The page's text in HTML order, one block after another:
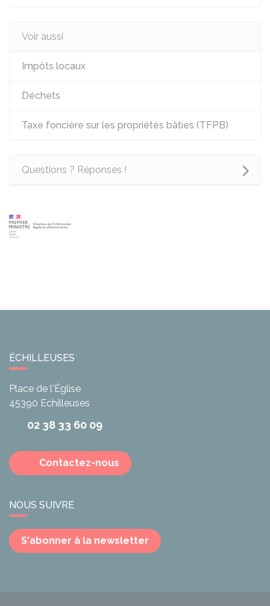
Voir aussi
Impôts locaux
Déchets
Taxe foncière sur les propriétés bâties (TFPB)
Questions ? Réponses !
ÉCHILLEUSES
Place de l'Église
45390 Echilleuses
02 38 33 60 09
Contactez-nous
NOUS SUIVRE
S'abonner à la newsletter